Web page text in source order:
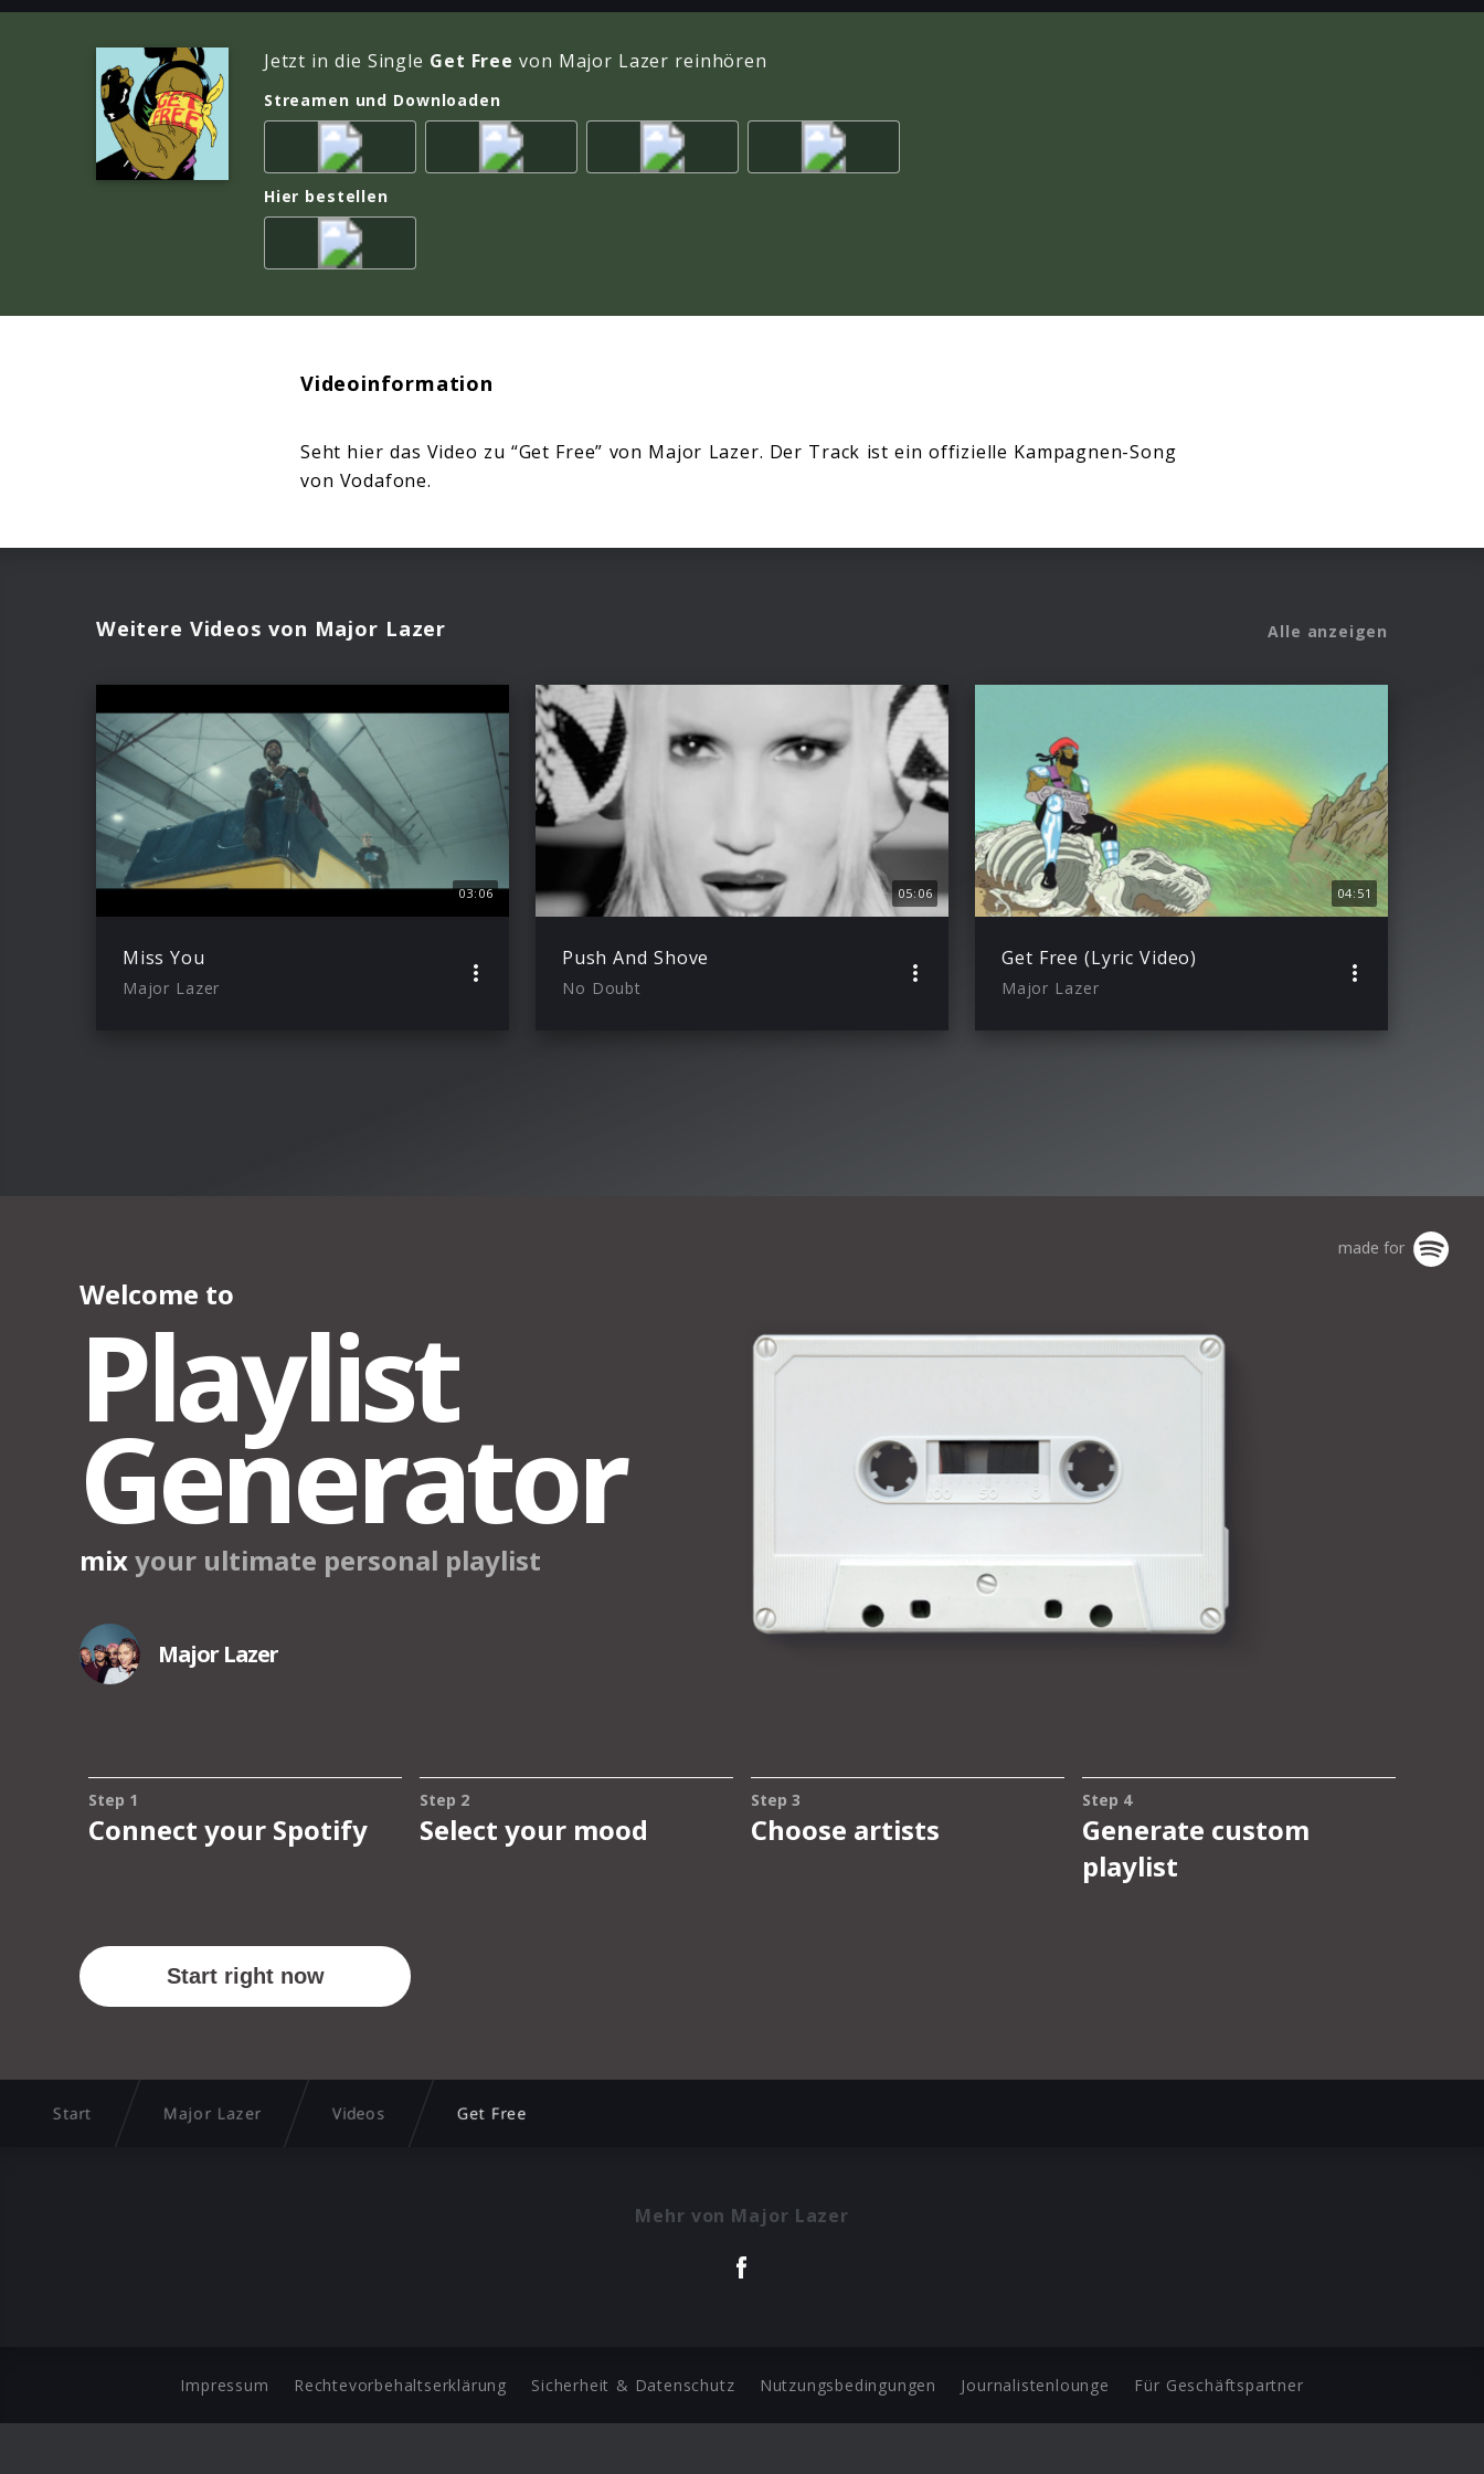
Jetzt in die Single Get Free von Major Lazer reinhören
Streamen und Downloaden
Hier bestellen
Videoinformation
Seht hier das Video zu “Get Free” von Major Lazer. Der Track ist ein offizielle Kampagnen-Song
von Vodafone.
Weitere Videos von Major Lazer Alle anzeigen
03:06
Miss You
Major Lazer
05:06
Push And Shove
No Doubt
04:51
Get Free (Lyric Video)
Major Lazer
Start Major Lazer Videos Get Free
Mehr von Major Lazer
Impressum Rechtevorbehaltserklärung Sicherheit & Datenschutz Nutzungsbedingungen Journalistenlounge Für Geschäftspartner